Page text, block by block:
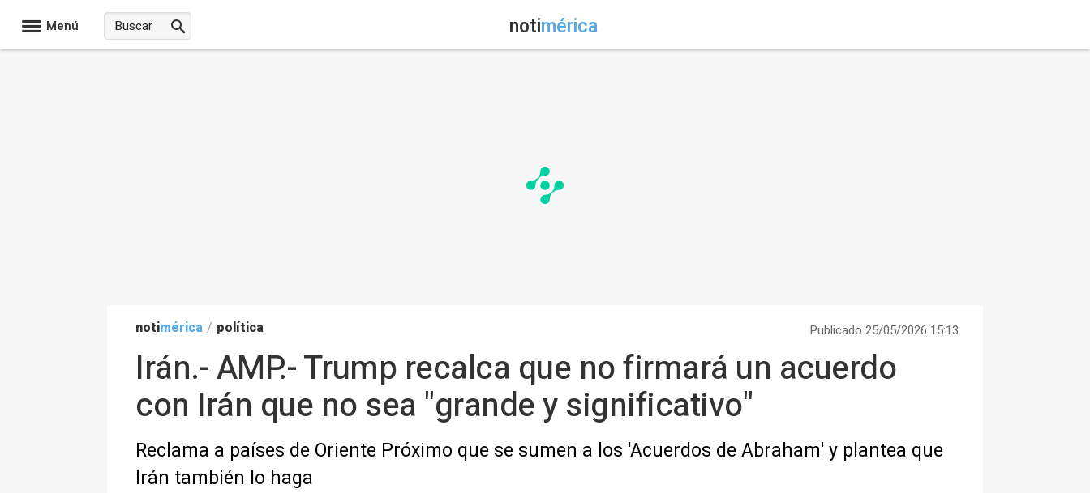
Menú notimérica
notimérica / política Publicado 25/05/2026 15:13
Irán.- AMP.- Trump recalca que no firmará un acuerdo
con Irán que no sea "grande y significativo"
Reclama a países de Oriente Próximo que se sumen a los 'Acuerdos de Abraham' y plantea que
Irán también lo haga